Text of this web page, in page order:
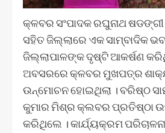
କ୍ଳବର ସଂପାଦକ ରଘୁନାଥ ଷଡଙ୍ଗୀ
ସହିତ ଜିଲ୍ଲାରେ ଏକ ସାମ୍ବାଦିକ
ଜିଲ୍ଲାପାଳଙ୍କ ଦୃଷ୍ଟି ଆକର୍ଷଣ
ଅବସରରେ କ୍ଳବର ମୁଖପତ୍ର
ଉନ୍ମୋଚନ ହୋଇଥିଲା । ବରିଷ୍ଠ
କୁମାର ମିଶ୍ର କ୍ଲବର ପ୍ରତିଷ୍ଠା
କରିଥିଲେ । କାର୍ଯ୍ୟକ୍ରମ